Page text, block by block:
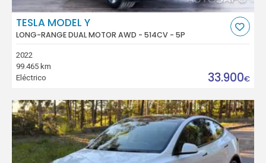
TESLA MODEL Y
LONG-RANGE DUAL MOTOR AWD - 514CV - 5P
2022
99.465 km
Eléctrico
33.900€